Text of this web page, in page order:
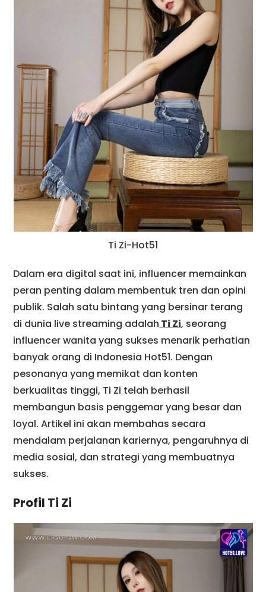
Ti Zi-Hot51
Dalam era digital saat ini, influencer memainkan
peran penting dalam membentuk tren dan opini
publik. Salah satu bintang yang bersinar terang
di dunia live streaming adalah Ti Zi, seorang
influencer wanita yang sukses menarik perhatian
banyak orang di Indonesia Hot51. Dengan
pesonanya yang memikat dan konten
berkualitas tinggi, Ti Zi telah berhasil
membangun basis penggemar yang besar dan
loyal. Artikel ini akan membahas secara
mendalam perjalanan kariernya, pengaruhnya di
media sosial, dan strategi yang membuatnya
sukses.
Profil Ti Zi